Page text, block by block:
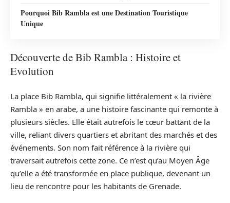
Pourquoi Bib Rambla est une Destination Touristique
Unique
Découverte de Bib Rambla : Histoire et
Evolution
La place Bib Rambla, qui signifie littéralement « la rivière
Rambla » en arabe, a une histoire fascinante qui remonte à
plusieurs siècles. Elle était autrefois le cœur battant de la
ville, reliant divers quartiers et abritant des marchés et des
événements. Son nom fait référence à la rivière qui
traversait autrefois cette zone. Ce n’est qu’au Moyen Âge
qu’elle a été transformée en place publique, devenant un
lieu de rencontre pour les habitants de Grenade.